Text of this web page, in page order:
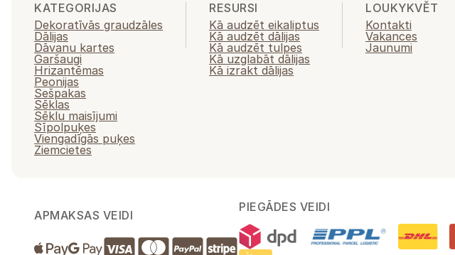
KATEGORIJAS
Dekoratīvās graudzāles
Dālijas
Dāvanu kartes
Garšaugi
Hrizantēmas
Peonijas
Sešpakas
Sēklas
Sēklu maisījumi
Sīpolpuķes
Viengadīgās puķes
Ziemcietes
RESURSI
Kā audzēt eikaliptus
Kā audzēt dālijas
Kā audzēt tulpes
Kā uzglabāt dālijas
Kā izrakt dālijas
LOUKYKVĚT
Kontakti
Vakances
Jaunumi
APMAKSAS VEIDI
PIEGĀDES VEIDI